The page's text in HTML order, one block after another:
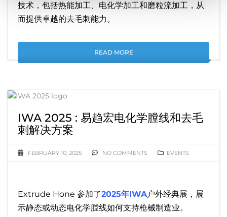
技术，包括热能加工、电化学加工和磨粒流加工，从
而提供卓越的去毛刺能力。
READ MORE
IWA 2025 : 易趋宏电化学膛线和去毛
刺解决方案
FEBRUARY 10, 2025 NO COMMENTS EVENTS
Extrude Hone 参加了2025年IWA户外经典展，展
示静态或动态电化学膛线如何支持枪械制造业。